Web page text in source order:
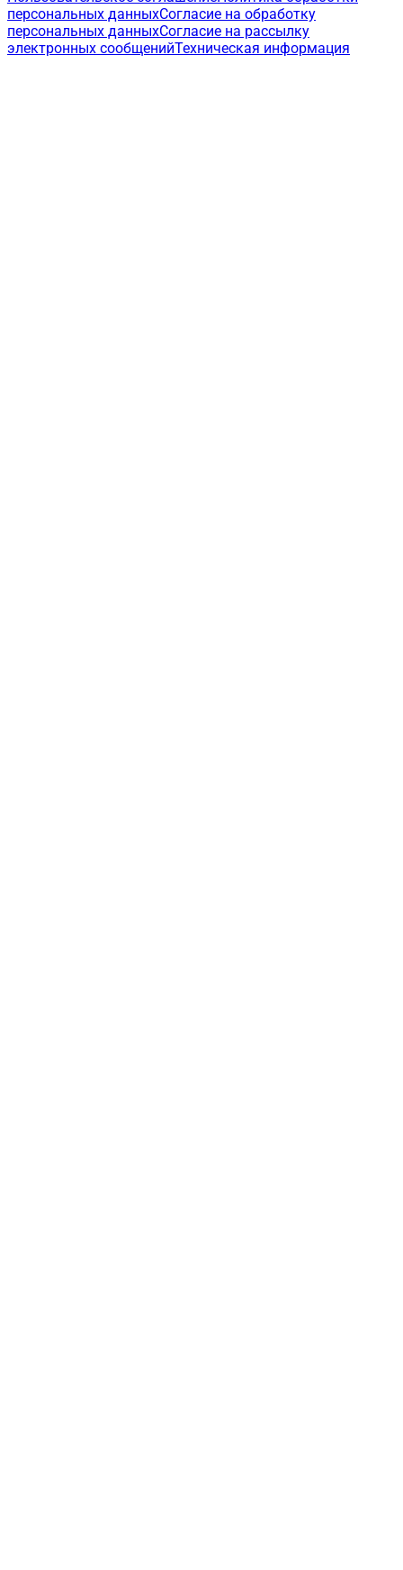
персональных данныхСогласие на обработку
персональных данныхСогласие на рассылку
электронных сообщенийТехническая информация